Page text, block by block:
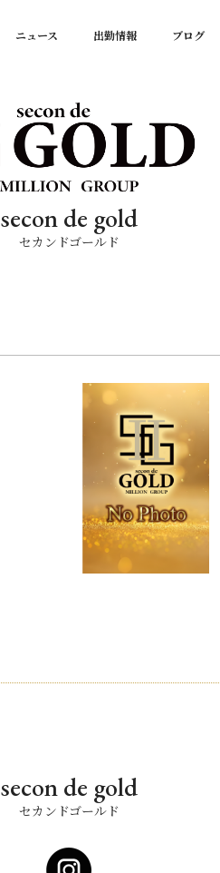
ニュース 出勤情報 ブログ
secon de gold
セカンドゴールド
secon de gold
セカンドゴールド